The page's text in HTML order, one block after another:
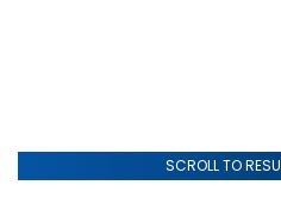
SCROLL TO